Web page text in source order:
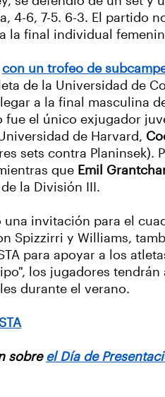
4-6, 7-5. 6-3. El partido
la final individual
con un trofeo de
de la Universidad de
a la final masculina
el único exjugador
de Harvard,
sets contra Planinsek).
que Emil
la División III.
invitación para el
Spizzirri y Williams,
para apoyar a los
los jugadores
durante el verano.
sobreel Día de